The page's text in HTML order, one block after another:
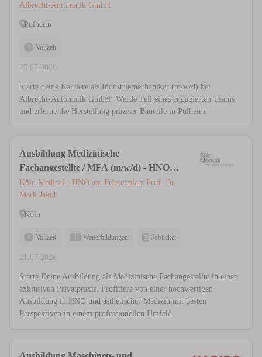
Albrecht-Automatik GmbH
Pulheim
Vollzeit
25.07.2026
Starte deine Karriere als Industriemechaniker (m/w/d) bei
Albrecht-Automatik GmbH! Werde Teil eines engagierten Teams
und erlerne die Herstellung präziser Bauteile in Pulheim.
Ausbildung Medizinische
Fachangestellte / MFA (m/w/d) - HNO &
Ästhetische Medizin | Privatpraxis Köln
Köln Medical - HNO am Friesenplatz Prof. Dr.
Mark Jakob
Köln
Vollzeit Weiterbildungen Jobticket
21.07.2026
Starte Deine Ausbildung als Medizinische Fachangestellte in einer
exklusiven Privatpraxis. Profitiere von einer hochwertigen
Ausbildung in HNO und ästhetischer Medizin mit besten
Perspektiven in einem professionellen Umfeld.